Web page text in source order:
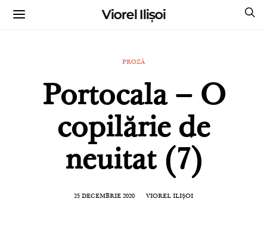
Viorel Ilișoi
PROZĂ
Portocala – O
copilărie de
neuitat (7)
25 DECEMBRIE 2020 VIOREL ILIȘOI
CUMPĂRĂ CĂRȚILE MELE CU AUTOGRAF